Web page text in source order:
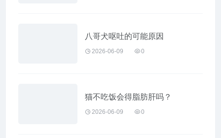
八哥犬呕吐的可能原因
2026-06-09 0
猫不吃饭会得脂肪肝吗？
2026-06-09 0